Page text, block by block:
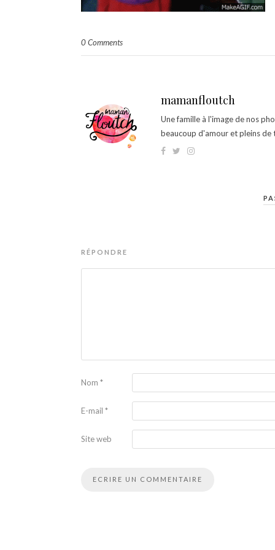
0 Comments
mamanfloutch
Une famille à l'image de nos
beaucoup d'amour et pleins de
RÉPONDRE
Nom *
E-mail *
Site web